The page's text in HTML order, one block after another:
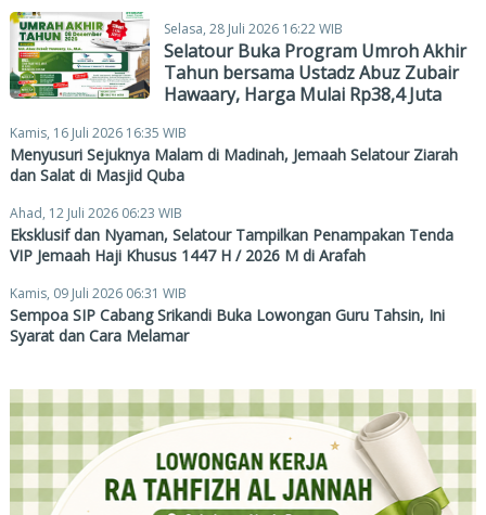
Selasa, 28 Juli 2026 16:22 WIB
Selatour Buka Program Umroh Akhir
Tahun bersama Ustadz Abuz Zubair
Hawaary, Harga Mulai Rp38,4 Juta
Kamis, 16 Juli 2026 16:35 WIB
Menyusuri Sejuknya Malam di Madinah, Jemaah Selatour Ziarah
dan Salat di Masjid Quba
Ahad, 12 Juli 2026 06:23 WIB
Eksklusif dan Nyaman, Selatour Tampilkan Penampakan Tenda
VIP Jemaah Haji Khusus 1447 H / 2026 M di Arafah
Kamis, 09 Juli 2026 06:31 WIB
Sempoa SIP Cabang Srikandi Buka Lowongan Guru Tahsin, Ini
Syarat dan Cara Melamar